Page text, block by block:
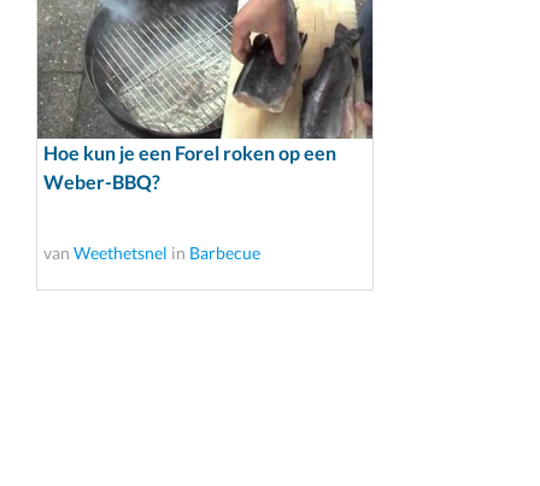
Hoe kun je een Forel roken op een
Weber-BBQ?
van Weethetsnel in Barbecue